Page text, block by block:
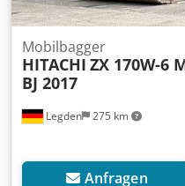
Legden 275 km
Mobilbagger
HITACHI ZX 170W-6
BJ 2017
Anfragen